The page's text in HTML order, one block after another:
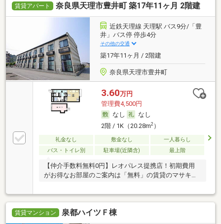
賃貸アパート 奈良県天理市豊井町 築17年11ヶ月 2階建
近鉄天理線 天理駅 バス9分/「豊
井」バス停 停歩4分
その他の交通
築17年11ヶ月 / 2階建
奈良県天理市豊井町
3.60万円
管理費4,500円
なし
なし
2階 / 1K（20.28m2）
礼金なし 敷金なし
一人暮らし
バス・トイレ別
駐車場(近隣含) 最上階
【仲介手数料無料0円】レオパレス提携店！初期費用
がお得なお部屋のご案内は「無料」の賃貸のマサキ
賃貸マンション 泉都ハイツＦ棟